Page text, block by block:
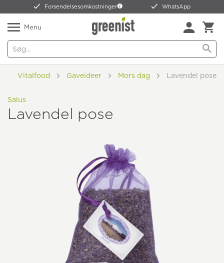
Forsendelsesomkostninger WhatsApp
Menu
Vitalfood Gaveideer Mors dag Lavendel pose
Salus
Lavendel pose